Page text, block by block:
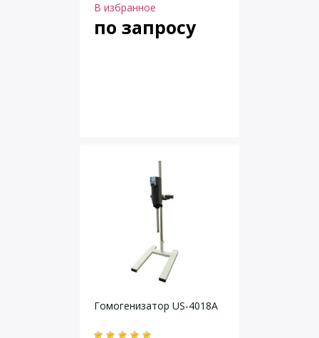
В избранное
по запросу
Гомогенизатор US-4018A